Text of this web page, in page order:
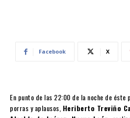
Facebook X
En punto de las 22:00 de la noche de éste
porras y aplausos, Heriberto Treviño